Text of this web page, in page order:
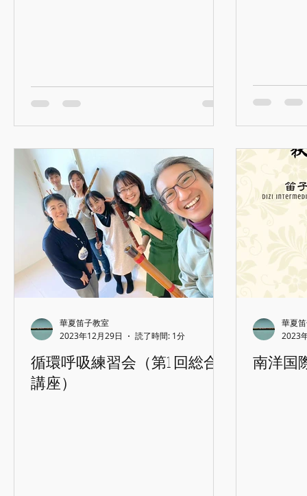
循環呼吸練習会（第1 回総合
講座）
華夏笛子教室
2023年12月29日
読了時間: 1分
南洋国
華夏
2023